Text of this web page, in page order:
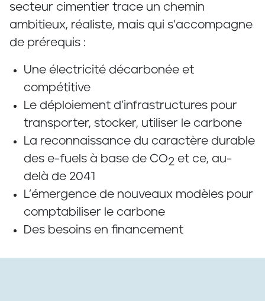
secteur cimentier trace un chemin
ambitieux, réaliste, mais qui s’accompagne
de prérequis :
Une électricité décarbonée et
compétitive
Le déploiement d’infrastructures pour
transporter, stocker, utiliser le carbone
La reconnaissance du caractère durable
des e-fuels à base de CO2 et ce, au-
delà de 2041
L’émergence de nouveaux modèles pour
comptabiliser le carbone
Des besoins en financement